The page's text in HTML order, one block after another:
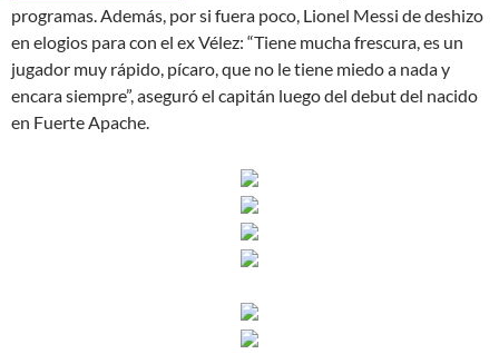
programas. Además, por si fuera poco, Lionel Messi de deshizo
en elogios para con el ex Vélez: “Tiene mucha frescura, es un
jugador muy rápido, pícaro, que no le tiene miedo a nada y
encara siempre”, aseguró el capitán luego del debut del nacido
en Fuerte Apache.